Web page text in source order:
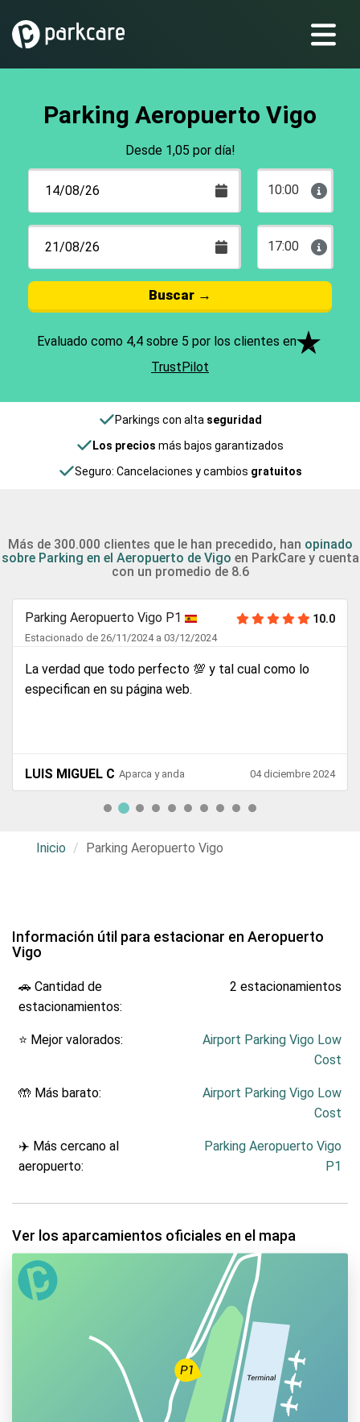
Parking Aeropuerto Vigo
Desde 1,05 por día!
10:00
17:00
Buscar →
Evaluado como 4,4 sobre 5 por los clientes en
TrustPilot
Parkings con alta seguridad
Los precios más bajos garantizados
Seguro: Cancelaciones y cambios gratuitos
Más de 300.000 clientes que le han precedido, han opinado
sobre Parking en el Aeropuerto de Vigo en ParkCare y cuenta
con un promedio de 8.6
Parking Aeropuerto Vigo P1 10.0
Estacionado de 26/11/2024 a 03/12/2024
La verdad que todo perfecto 💯 y tal cual como lo
especifican en su página web.
LUIS MIGUEL C Aparca y anda 04 diciembre 2024
Inicio Parking Aeropuerto Vigo
Información útil para estacionar en Aeropuerto
Vigo
🚗 Cantidad de
estacionamientos:
2 estacionamientos
⭐ Mejor valorados:
Airport Parking Vigo Low
Cost
🤲 Más barato:
Airport Parking Vigo Low
Cost
✈️ Más cercano al
aeropuerto:
Parking Aeropuerto Vigo
P1
Ver los aparcamientos oficiales en el mapa